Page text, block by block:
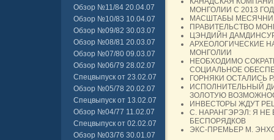
Обзор №11/84 20.04.07
Обзор №10/83 10.04.07
Обзор №09/82 30.03.07
Обзор №08/81 20.03.07
Обзор №07/80 09.03.07
Обзор №06/79 28.02.07
Спецвыпуск от 23.02.07
Обзор №05/78 20.02.07
Спецвыпуск от 13.02.07
Обзор №04/77 11.02.07
Спецвыпуск от 02.02.07
Обзор №03/76 30.01.07
МОНГОЛИИ С 2013
МАСШТАБЫ
ПРАВИТЕЛЬСТВО
ЦЭНДИЙН
АРХЕОЛОГИЧЕСКИЕ
МОНГОЛИИ
НЕОБХОДИМО
СОЦИАЛЬНОЕ
ГОРНЯКИ ОСТАЛИСЬ
ИСПОЛНИТЕЛЬНЫЙ
ЗОЛОТУЮ
ИНВЕСТОРЫ ЖДУТ
С. НАРАНГЭРЭЛ: Я
БЕСПОРЯДКОВ
ЭКС-ПРЕМЬЕР М.